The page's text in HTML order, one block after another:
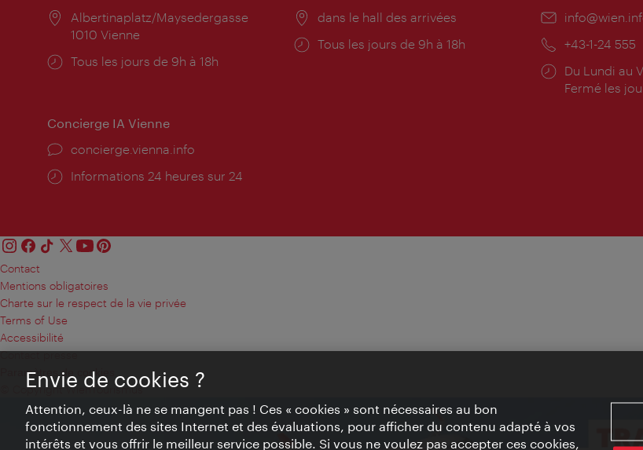
Lieu:
Albertinaplatz/Maysedergasse
1010 Vienne
Horaires
Tous les jours de 9h à 18h
Lieu:
dans le hall des arrivées
Horaires
Tous les jours de 9h à 18h
E-
Téléphone:
+43-1-24 555
Horaires
d'ouverture:
Du Lundi au
Fermé les
Concierge IA Vienne
Ort:
concierge.vienna.info
Öffnungszeiten:
Informations 24 heures sur 24
Contact
Mentions obligatoires
Charte sur le respect de la vie privée
Terms of Use
Accessibilité
Contact presse
Paramètres de cookies
© Copyright WienTourismus
Envie de cookies ?
Attention, ceux-là ne se mangent pas ! Ces « cookies » sont nécessaires au bon
fonctionnement des sites Internet et des évaluations, pour afficher du contenu adapté à vos
intérêts et vous offrir le meilleur service possible. Si vous ne voulez pas accepter ces cookies,